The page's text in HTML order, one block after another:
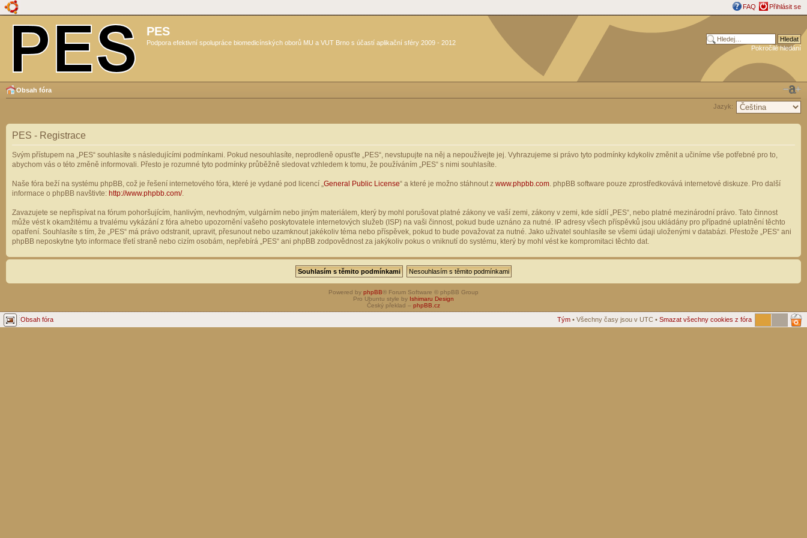
FAQ Přihlásit se
PES
Podpora efektivní spolupráce biomedicínských oborů MU a VUT Brno s účastí aplikační sféry 2009 - 2012
Pokročilé hledání
Obsah fóra
Jazyk:
PES - Registrace
Svým přístupem na „PES“ souhlasíte s následujícími podmínkami. Pokud nesouhlasíte, neprodleně opusťte „PES“, nevstupujte na něj a nepoužívejte jej. Vyhrazujeme si právo tyto podmínky kdykoliv změnit a učiníme vše potřebné pro to,
abychom vás o této změně informovali. Přesto je rozumné tyto podmínky průběžně sledovat vzhledem k tomu, že používáním „PES“ s nimi souhlasíte.
Naše fóra beží na systému phpBB, což je řešení internetového fóra, které je vydané pod licencí „ General Public License“ a které je možno stáhnout z www.phpbb.com . phpBB software pouze zprostředkovává internetové diskuze. Pro další
informace o phpBB navštivte: http://www.phpbb.com/.
Zavazujete se nepřispívat na fórum pohoršujícím, hanlivým, nevhodným, vulgárním nebo jiným materiálem, který by mohl porušovat platné zákony ve vaší zemi, zákony v zemi, kde sídlí „PES“, nebo platné mezinárodní právo. Tato činnost
může vést k okamžitému a trvalému vykázání z fóra a/nebo upozornění vašeho poskytovatele internetových služeb (ISP) na vaši činnost, pokud bude uznáno za nutné. IP adresy všech příspěvků jsou ukládány pro případné uplatnění těchto
opatření. Souhlasíte s tím, že „PES“ má právo odstranit, upravit, přesunout nebo uzamknout jakékoliv téma nebo příspěvek, pokud to bude považovat za nutné. Jako uživatel souhlasíte se všemi údaji uloženými v databázi. Přestože „PES“ ani
phpBB neposkytne tyto informace třetí straně nebo cizím osobám, nepřebírá „PES“ ani phpBB zodpovědnost za jakýkoliv pokus o vniknutí do systému, který by mohl vést ke kompromitaci těchto dat.
Powered by phpBB® Forum Software © phpBB Group
Pro Ubuntu style by Ishimaru Design
Český překlad – phpBB.cz
Obsah fóra Tým • Všechny časy jsou v UTC • Smazat všechny cookies z fóra